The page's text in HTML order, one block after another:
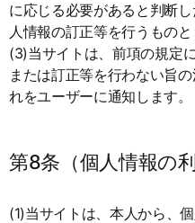
に応じる必要があると判断
人情報の訂正等を行うものと
(3)当サイトは、前項の規定
または訂正等を行わない旨
れをユーザーに通知します。
第8条（個人情報の
(1)当サイトは、本人から、